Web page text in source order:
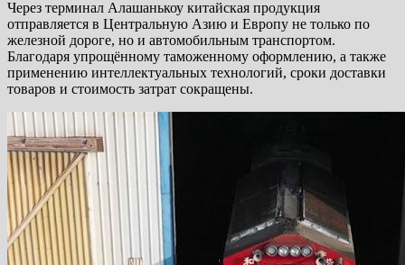
Через терминал Алашанькоу китайская продукция
отправляется в Центральную Азию и Европу не только по
железной дороге, но и автомобильным транспортом.
Благодаря упрощённому таможенному оформлению, а также
применению интеллектуальных технологий, сроки доставки
товаров и стоимость затрат сокращены.